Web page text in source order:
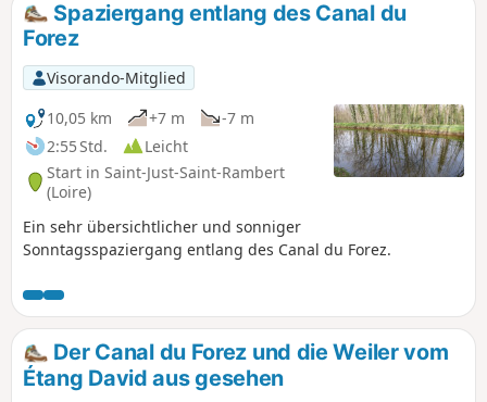
Spaziergang entlang des Canal du
Forez
Visorando-Mitglied
10,05 km
+7 m
-7 m
2:55 Std.
Leicht
Start in Saint-Just-Saint-Rambert
(Loire)
Ein sehr übersichtlicher und sonniger
Sonntagsspaziergang entlang des Canal du Forez.
Der Canal du Forez und die Weiler vom
Étang David aus gesehen